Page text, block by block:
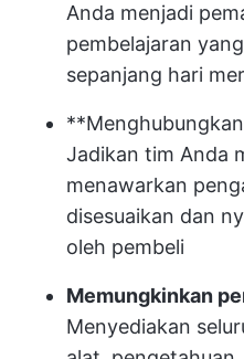
Anda menjadi
pembelajaran
sepanjang hari
Jadikan tim Anda
menawarkan
disesuaikan dan
oleh pembeli
Memungkinkan
Menyediakan